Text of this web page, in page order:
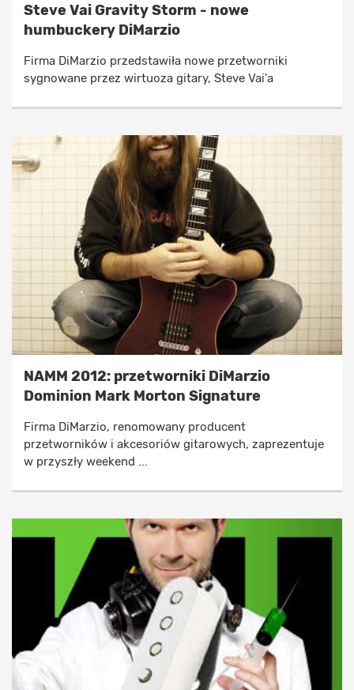
Steve Vai Gravity Storm - nowe
humbuckery DiMarzio
Firma DiMarzio przedstawiła nowe przetworniki
sygnowane przez wirtuoza gitary, Steve Vai'a
NAMM 2012: przetworniki DiMarzio
Dominion Mark Morton Signature
Firma DiMarzio, renomowany producent
przetworników i akcesoriów gitarowych, zaprezentuje
w przyszły weekend ...